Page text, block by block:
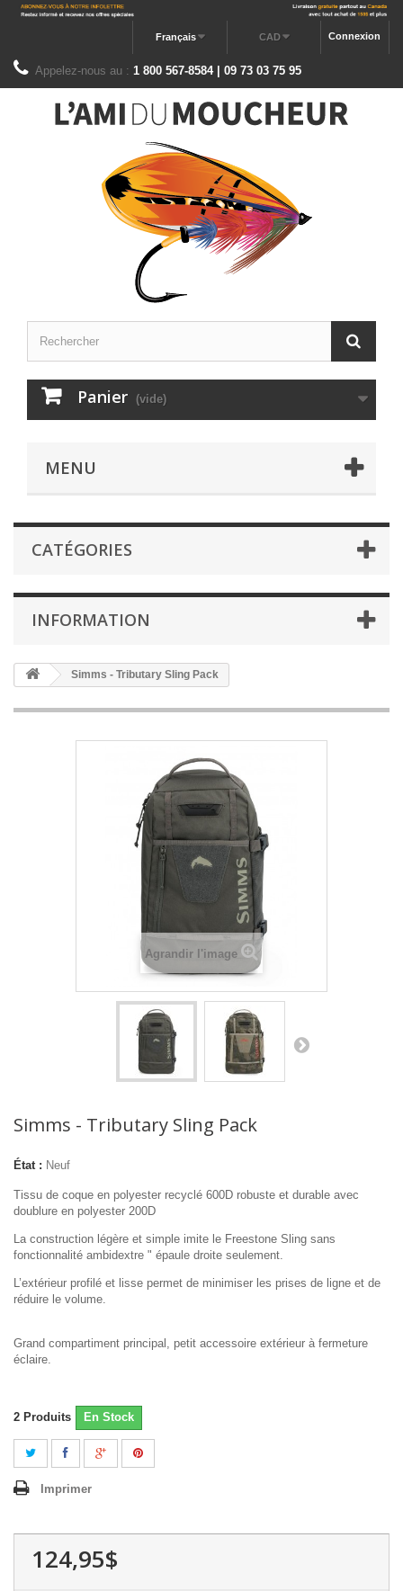
Connexion
CAD
Français
Appelez-nous au : 1 800 567-8584 | 09 73 03 75 95
Panier (vide)
MENU
CATÉGORIES
INFORMATION
Simms - Tributary Sling Pack
Agrandir l'image
Simms - Tributary Sling Pack
État : Neuf
Tissu de coque en polyester recyclé 600D robuste et durable avec
doublure en polyester 200D
La construction légère et simple imite le Freestone Sling sans
fonctionnalité ambidextre " épaule droite seulement.
L’extérieur profilé et lisse permet de minimiser les prises de ligne et de
réduire le volume.
Grand compartiment principal, petit accessoire extérieur à fermeture
éclaire.
2 Produits En Stock
Imprimer
124,95$